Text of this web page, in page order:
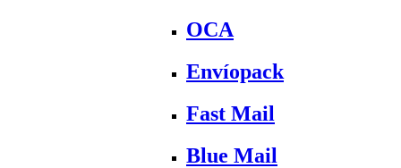
OCA
Envíopack
Fast Mail
Blue Mail